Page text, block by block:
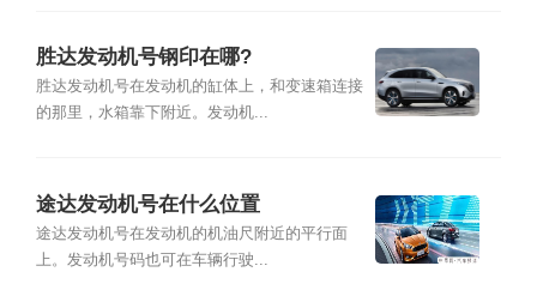
胜达发动机号钢印在哪?
胜达发动机号在发动机的缸体上，和变速箱连接
的那里，水箱靠下附近。发动机...
途达发动机号在什么位置
途达发动机号在发动机的机油尺附近的平行面
上。发动机号码也可在车辆行驶...